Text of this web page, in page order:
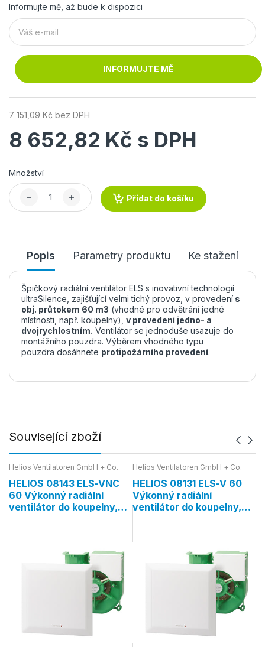
Informujte mě, až bude k dispozici
INFORMUJTE MĚ
7 151,09 Kč bez DPH
8 652,82 Kč s DPH
Množství
Přidat do košíku
Popis Parametry produktu Ke stažení
Špičkový radiální ventilátor ELS s inovativní technologií
ultraSilence, zajišťující velmi tichý provoz, v provedení s
obj. průtokem 60 m3 (vhodné pro odvětrání jedné
místnosti, např. koupelny), v provedení jedno- a
dvojrychlostním. Ventilátor se jednoduše usazuje do
montážního pouzdra. Výběrem vhodného typu
pouzdra dosáhnete protipožárního provedení.
Související zboží
Helios Ventilatoren GmbH + Co.
HELIOS 08143 ELS-VNC
60 Výkonný radiální
ventilátor do koupelny,
Helios Ventilatoren GmbH + Co.
HELIOS 08131 ELS-V 60
Výkonný radiální
ventilátor do koupelny,